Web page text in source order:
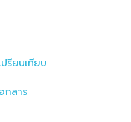
ปรียบเทียบ
กสาร